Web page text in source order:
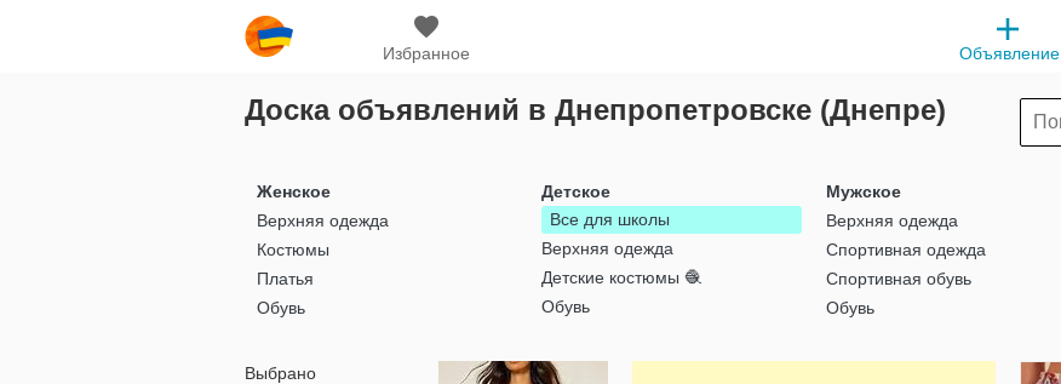
Избранное Объявление
Доска объявлений в Днепропетровске (Днепре)
Женское
Верхняя одежда
Костюмы
Платья
Обувь
Детское
Все для школы
Верхняя одежда
Детские костюмы 🧶
Обувь
Мужское
Верхняя одежда
Спортивная одежда
Спортивная обувь
Обувь
Выбрано